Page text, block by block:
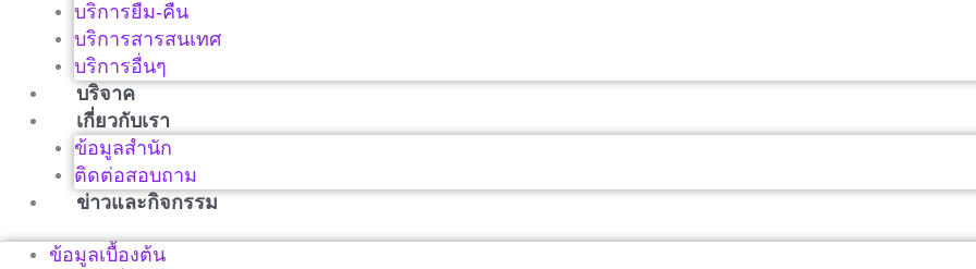
บริการยืม-คืน
บริการสารสนเทศ
บริการอื่นๆ
บริจาค
เกี่ยวกับเรา
ข้อมูลสำนัก
ติดต่อสอบถาม
ข่าวและกิจกรรม
ข้อมูลเบื้องต้น